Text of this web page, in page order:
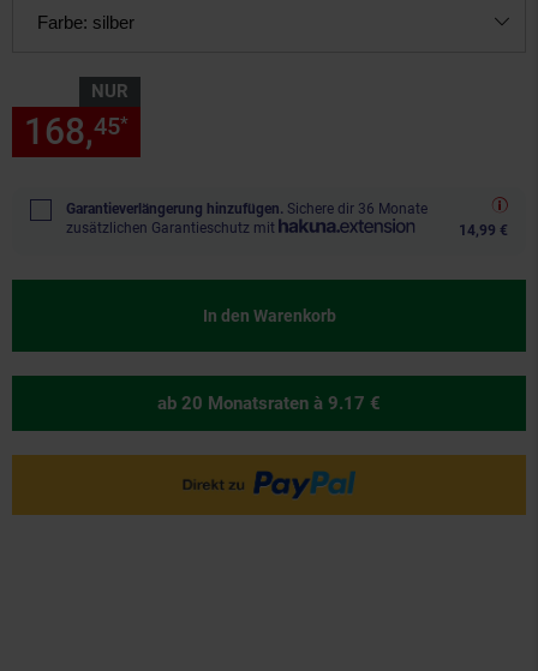
Farbe: silber
NUR
168,45*
Garantieverlängerung hinzufügen. Sichere dir 36 Monate
zusätzlichen Garantieschutz mit
14,99 €
In den Warenkorb
ab 20 Monatsraten à 9.17 €